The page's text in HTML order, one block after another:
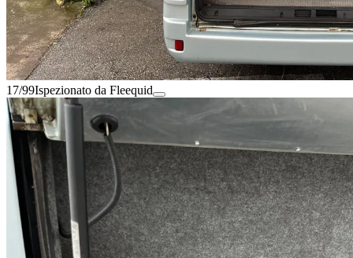
17/99Ispezionato da Fleequid